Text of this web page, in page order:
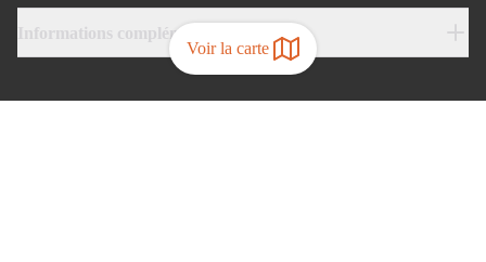
Voir la carte
Informations complémentaires